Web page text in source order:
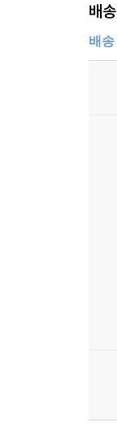
배
배송